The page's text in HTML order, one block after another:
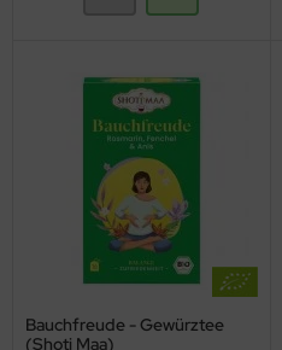
Bauchfreude - Gewürztee
(Shoti Maa)